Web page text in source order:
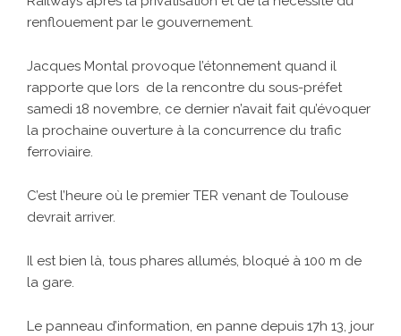
renflouement par le gouvernement.
Jacques Montal provoque l’étonnement quand il
rapporte que lors de la rencontre du sous-préfet
samedi 18 novembre, ce dernier n’avait fait qu’évoquer
la prochaine ouverture à la concurrence du trafic
ferroviaire.
C’est l’heure où le premier TER venant de Toulouse
devrait arriver.
Il est bien là, tous phares allumés, bloqué à 100 m de
la gare.
Le panneau d’information, en panne depuis 17h 13, jour